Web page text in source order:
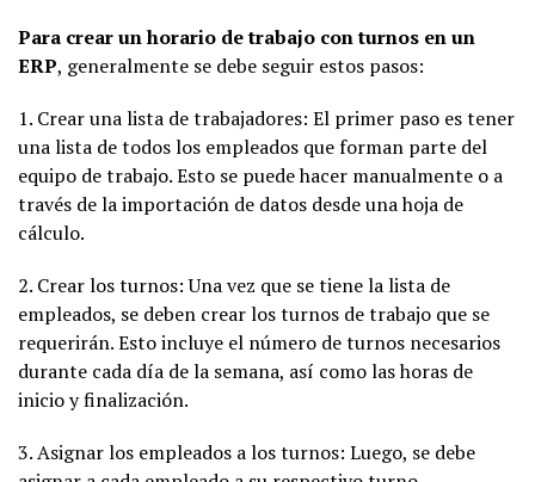
Para crear un horario de trabajo con turnos en un
ERP, generalmente se debe seguir estos pasos:
1. Crear una lista de trabajadores: El primer paso es tener
una lista de todos los empleados que forman parte del
equipo de trabajo. Esto se puede hacer manualmente o a
través de la importación de datos desde una hoja de
cálculo.
2. Crear los turnos: Una vez que se tiene la lista de
empleados, se deben crear los turnos de trabajo que se
requerirán. Esto incluye el número de turnos necesarios
durante cada día de la semana, así como las horas de
inicio y finalización.
3. Asignar los empleados a los turnos: Luego, se debe